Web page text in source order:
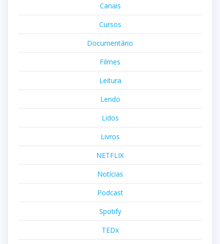
Canais
Cursos
Documentário
Filmes
Leitura
Lendo
Lidos
Livros
NETFLIX
Notícias
Podcast
Spotify
TEDx